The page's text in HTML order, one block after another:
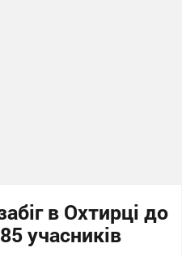
в Охтирці до
учасників